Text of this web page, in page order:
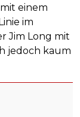
einem
im
Jim Long mit
jedoch kaum